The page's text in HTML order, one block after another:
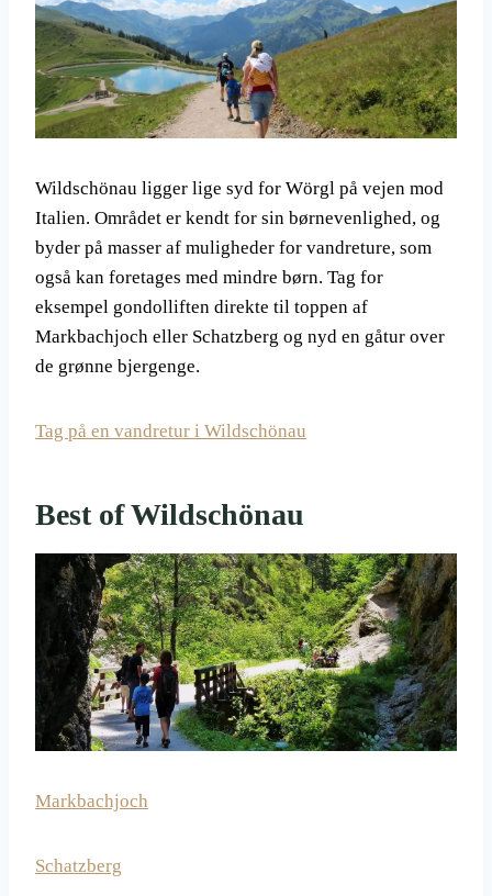
Wildschönau ligger lige syd for Wörgl på vejen mod
Italien. Området er kendt for sin børnevenlighed, og
byder på masser af muligheder for vandreture, som
også kan foretages med mindre børn. Tag for
eksempel gondolliften direkte til toppen af
Markbachjoch eller Schatzberg og nyd en gåtur over
de grønne bjergenge.
Tag på en vandretur i Wildschönau
Best of Wildschönau
Markbachjoch
Schatzberg